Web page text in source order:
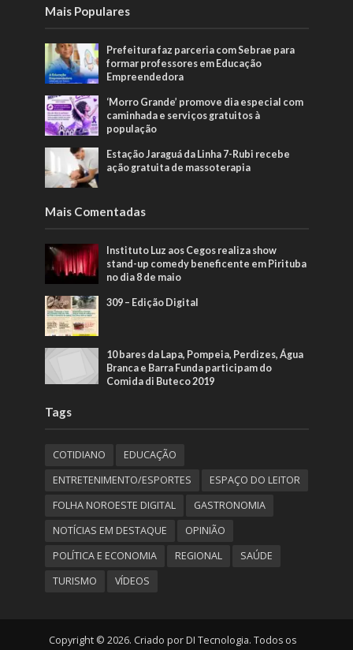
Mais Populares
Prefeitura faz parceria com Sebrae para
formar professores em Educação
Empreendedora
‘Morro Grande’ promove dia especial com
caminhada e serviços gratuitos à
população
Estação Jaraguá da Linha 7-Rubi recebe
ação gratuita de massoterapia
Mais Comentadas
Instituto Luz aos Cegos realiza show
stand-up comedy beneficente em Pirituba
no dia 8 de maio
309 – Edição Digital
10 bares da Lapa, Pompeia, Perdizes, Água
Branca e Barra Funda participam do
Comida di Buteco 2019
Tags
COTIDIANO
EDUCAÇÃO
ENTRETENIMENTO/ESPORTES
ESPAÇO DO LEITOR
FOLHA NOROESTE DIGITAL
GASTRONOMIA
NOTÍCIAS EM DESTAQUE
OPINIÃO
POLÍTICA E ECONOMIA
REGIONAL
SAÚDE
TURISMO
VÍDEOS
Copyright © 2026. Criado por DI Tecnologia. Todos os